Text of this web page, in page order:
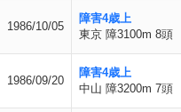
1986/10/05
障害4歳上
東京 障3100m 8頭
1986/09/20
障害4歳上
中山 障3200m 7頭